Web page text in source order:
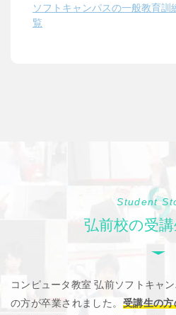
ソフトキャンパスの一般教育訓
覧
Student
弘前校の受
コンピュータ教室 弘前ソフトキャ
の方が卒業されました。 受講生の